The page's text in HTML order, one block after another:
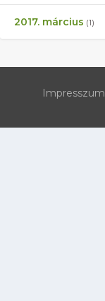
2017. március (1)
Impresszum